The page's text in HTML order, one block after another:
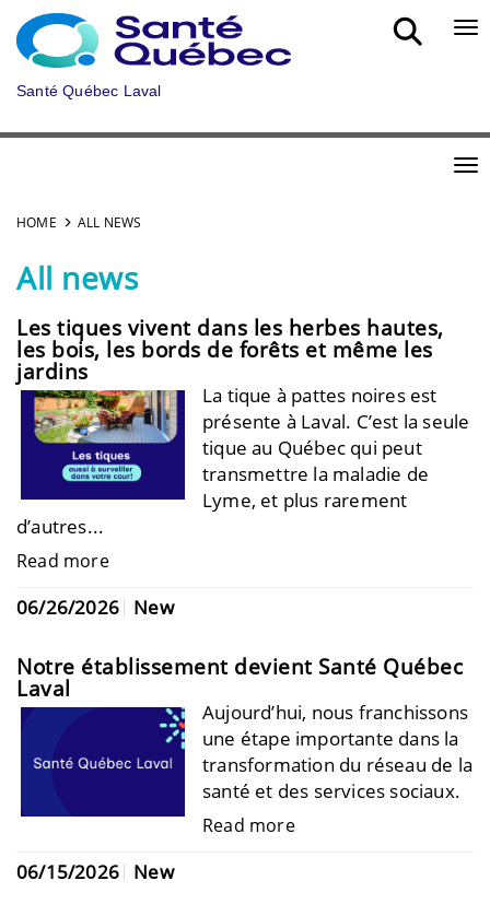
Skip to main content
Santé Québec Laval
HOME ALL NEWS
All news
Les tiques vivent dans les herbes hautes,
les bois, les bords de forêts et même les
jardins
La tique à pattes noires est
présente à Laval. C’est la seule
tique au Québec qui peut
transmettre la maladie de
Lyme, et plus rarement
d’autres...
Read more
06/26/2026 New
Notre établissement devient Santé Québec
Laval
Aujourd’hui, nous franchissons
une étape importante dans la
transformation du réseau de la
santé et des services sociaux.
Read more
06/15/2026 New